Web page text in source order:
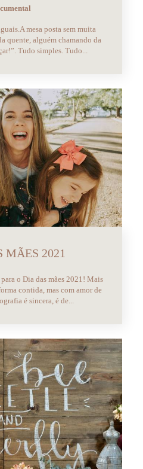
mesa posta sem muita
quente, alguém chamando da
Tudo simples. Tudo...
MÃES 2021
o Dia das mães 2021! Mais
contida, mas com amor de
é sincera, é de...